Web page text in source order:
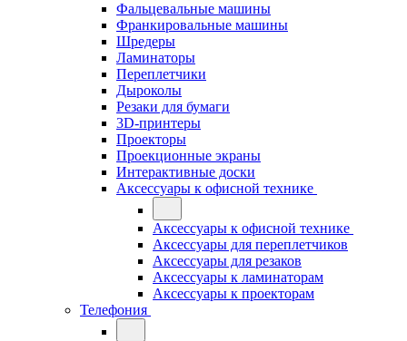
Фальцевальные машины
Франкировальные машины
Шредеры
Ламинаторы
Переплетчики
Дыроколы
Резаки для бумаги
3D-принтеры
Проекторы
Проекционные экраны
Интерактивные доски
Аксессуары к офисной технике
Аксессуары к офисной технике
Аксессуары для переплетчиков
Аксессуары для резаков
Аксессуары к ламинаторам
Аксессуары к проекторам
Телефония